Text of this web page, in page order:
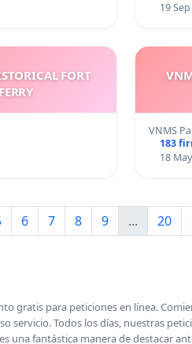
19
FORT
VNMS
183
18
6 7 8 9 ... 20
gratis para peticiones en línea.
servicio. Todos los días, nuestras
una fantástica manera de destacar